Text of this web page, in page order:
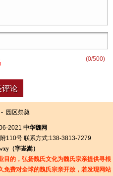
(0/500)
- 园区祭奠
2021 中华魏网
110号 联系方式:138-3813-7279
（字崟嵩）
目的，弘扬魏氏文化为魏氏宗亲提供寻根
免费对全球的魏氏宗亲开放，若发现网站